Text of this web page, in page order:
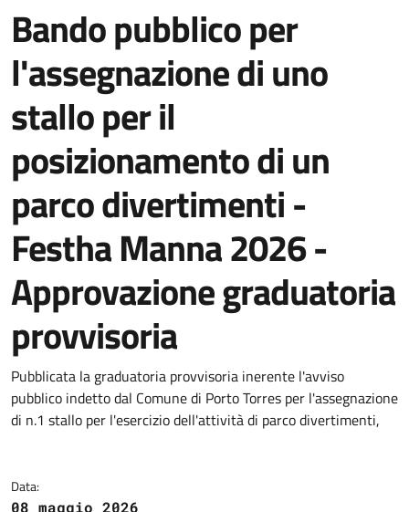
Bando pubblico per
l'assegnazione di uno
stallo per il
posizionamento di un
parco divertimenti -
Festha Manna 2026 -
Approvazione graduatoria
provvisoria
Dettagli della notizia
Pubblicata la graduatoria provvisoria inerente l'avviso
pubblico indetto dal Comune di Porto Torres per l'assegnazione
di n.1 stallo per l'esercizio dell'attività di parco divertimenti,
Data:
08 maggio 2026